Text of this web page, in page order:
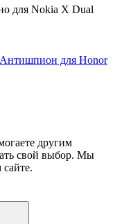
для Nokia X Dual
Антишпион для Honor
другим
свой выбор. Мы